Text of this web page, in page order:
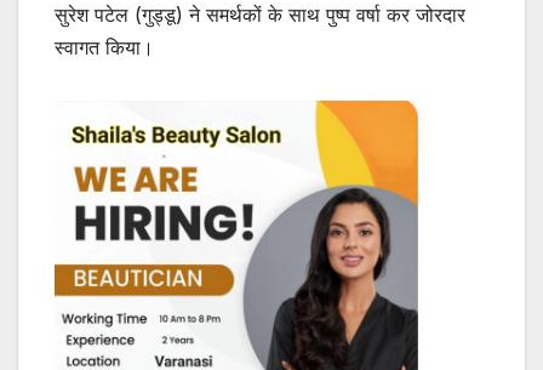
सुरेश पटेल (गुड्डू) ने समर्थकों के साथ पुष्प वर्षा कर जोरदार
स्वागत किया।